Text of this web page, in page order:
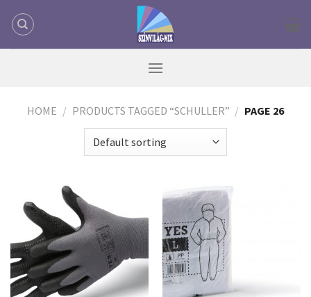
HOME / PRODUCTS TAGGED “SCHULLER” / PAGE 26